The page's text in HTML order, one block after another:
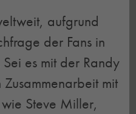
aufgrund
der Fans in
es mit der Randy
mit
Steve Miller,